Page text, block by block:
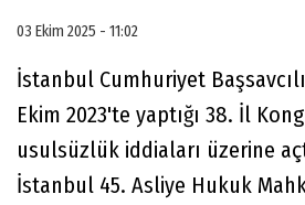
03 Ekim 2025 - 11:02
İstanbul Cumhuriyet
Ekim 2023'te yaptığı 38. İl
usulsüzlük iddiaları üzerine
İstanbul 45. Asliye Hukuk